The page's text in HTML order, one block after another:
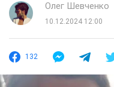
Олег Шевченко
10.12.2024 12:00
132